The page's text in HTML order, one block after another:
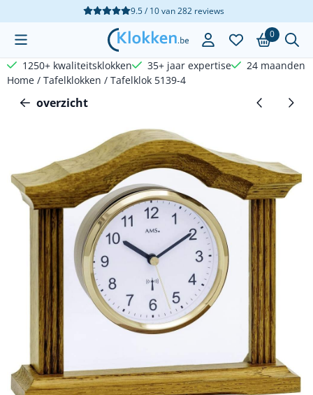
Cookievoorkeuren zijn beschikbaar. Kies instellingen of sta
9.5 / 10van282reviews
0
1250+ kwaliteitsklokken 35+ jaar expertise
24 maanden
Home / Tafelklokken / Tafelklok 5139-4
overzicht